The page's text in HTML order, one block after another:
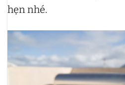
hẹn nhé.